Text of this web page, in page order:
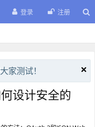
登录 注册
家测试！
设计安全的